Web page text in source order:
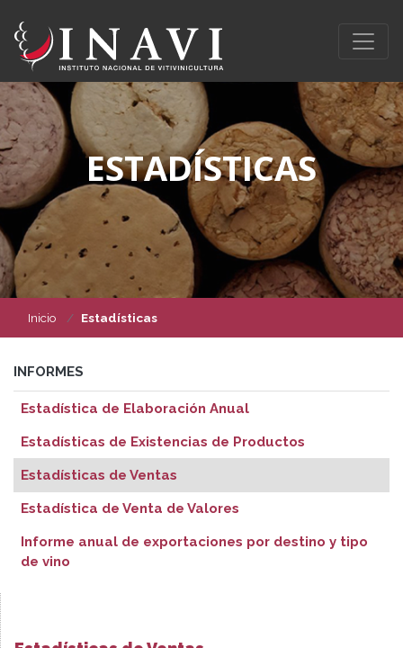
ESTADÍSTICAS
Inicio Estadísticas
INFORMES
Estadística de Elaboración Anual
Estadísticas de Existencias de Productos
Estadísticas de Ventas
Estadística de Venta de Valores
Informe anual de exportaciones por destino y tipo
de vino